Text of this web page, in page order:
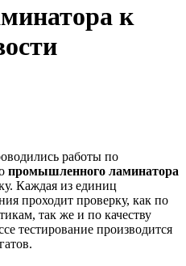
к
работы по
промышленного ламинатора
Каждая из единиц
проходит проверку, как по
так же и по качеству
тестирование производится